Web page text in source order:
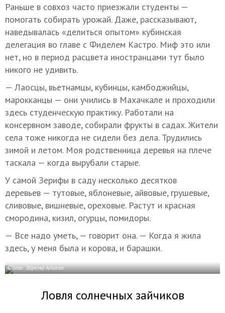
Раньше в совхоз часто приезжали студенты —
помогать собирать урожай. Даже, рассказывают,
наведывалась «делиться опытом» кубинская
делегация во главе с Фиделем Кастро. Миф это или
нет, но в период расцвета иностранцами тут было
никого не удивить.
— Лаосцы, вьетнамцы, кубинцы, камбоджийцы,
марокканцы — они учились в Махачкале и проходили
здесь студенческую практику. Работали на
консервном заводе, собирали фрукты в садах. Жители
села тоже никогда не сидели без дела. Трудились
зимой и летом. Моя родственница деревья на плече
таскала — когда вырубали старые.
У самой Зерифы в саду несколько десятков
деревьев — тутовые, яблоневые, айвовые, грушевые,
сливовые, вишневые, ореховые. Растут и красная
смородина, кизил, огурцы, помидоры.
— Все надо уметь, — говорит она. — Когда я жила
здесь, у меня была и корова, и барашки.
Фото: Зарема Алиева
Ловля солнечных зайчиков